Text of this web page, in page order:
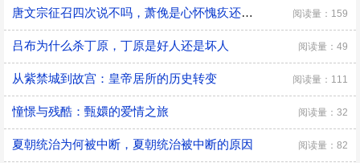
唐文宗征召四次说不吗，萧俛是心怀愧疚还是居功自傲 阅读量：159
吕布为什么杀丁原，丁原是好人还是坏人 阅读量：49
从紫禁城到故宫：皇帝居所的历史转变 阅读量：111
憧憬与残酷：甄嬛的爱情之旅 阅读量：32
夏朝统治为何被中断，夏朝统治被中断的原因 阅读量：82